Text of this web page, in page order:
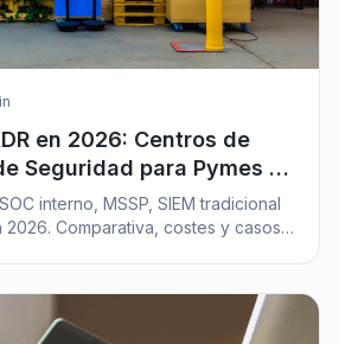
en 2026: Centros de
Seguridad para Pymes y
interno, MSSP, SIEM tradicional
2026. Comparativa, costes y casos